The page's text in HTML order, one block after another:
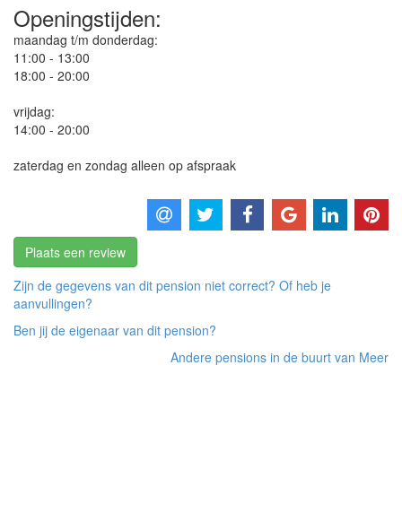
Openingstijden:
maandag t/m donderdag:
11:00 - 13:00
18:00 - 20:00
vrijdag:
14:00 - 20:00
zaterdag en zondag alleen op afspraak
Plaats een review
Zijn de gegevens van dit pension niet correct? Of heb je
aanvullingen?
Ben jij de eigenaar van dit pension?
Andere pensions in de buurt van Meer